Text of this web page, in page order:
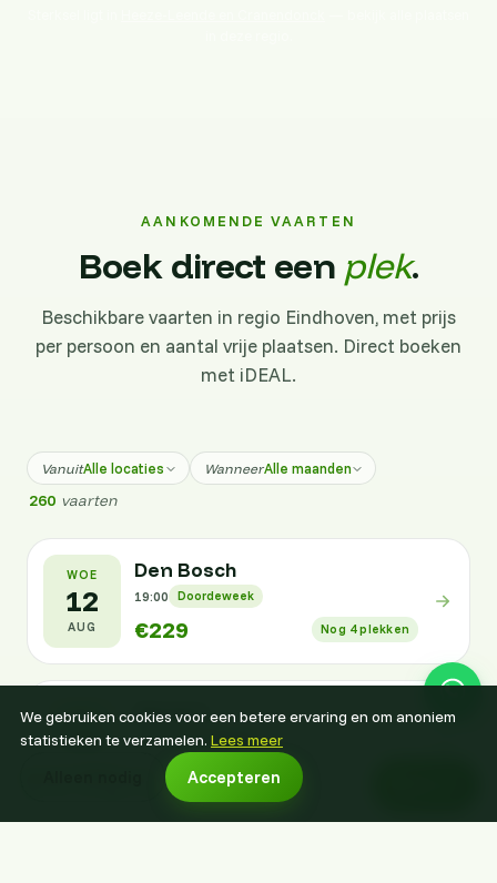
AANKOMENDE VAARTEN
Boek direct een plek.
Beschikbare vaarten in regio Eindhoven, met prijs
per persoon en aantal vrije plaatsen. Direct boeken
met iDEAL.
VanuitAlle locaties WanneerAlle maanden
260 vaarten
WOE
12
AUG
Den Bosch
19:00 Doordeweek
€229 Nog 4 plekken
WOE
12
Gemert
19:00 Doordeweek
€238
Boek voor een datum naar keuze
We gebruiken cookies voor een betere ervaring en om anoniem
statistieken te verzamelen. Lees meer
Accepteren